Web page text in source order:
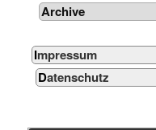
Archive
Impressum
Datenschutz